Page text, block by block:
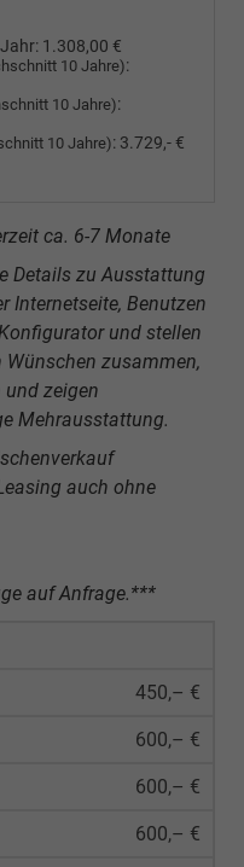
1.308,00 €
10 Jahre):
10 Jahre):
10 Jahre): 3.729,- €
ca. 6-7 Monate
Details zu Ausstattung
Internetseite, Benutzen
und stellen
Wünschen zusammen,
zeigen
Mehrausstattung.
auch ohne
auf Anfrage.***
450,– €
600,– €
600,– €
600,– €